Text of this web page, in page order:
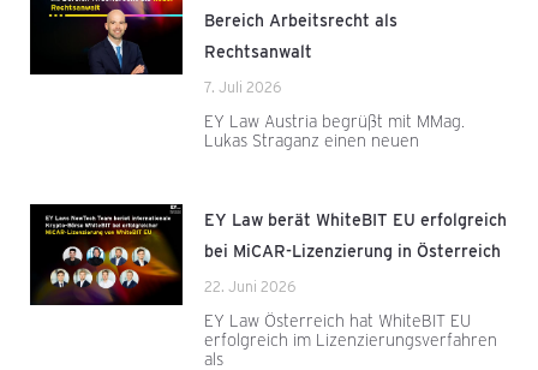
Bereich Arbeitsrecht als
Rechtsanwalt
7. Juli 2026
EY Law Austria begrüßt mit MMag.
Lukas Straganz einen neuen
EY Law berät WhiteBIT EU erfolgreich
bei MiCAR-Lizenzierung in Österreich
22. Juni 2026
EY Law Österreich hat WhiteBIT EU
erfolgreich im Lizenzierungsverfahren
als